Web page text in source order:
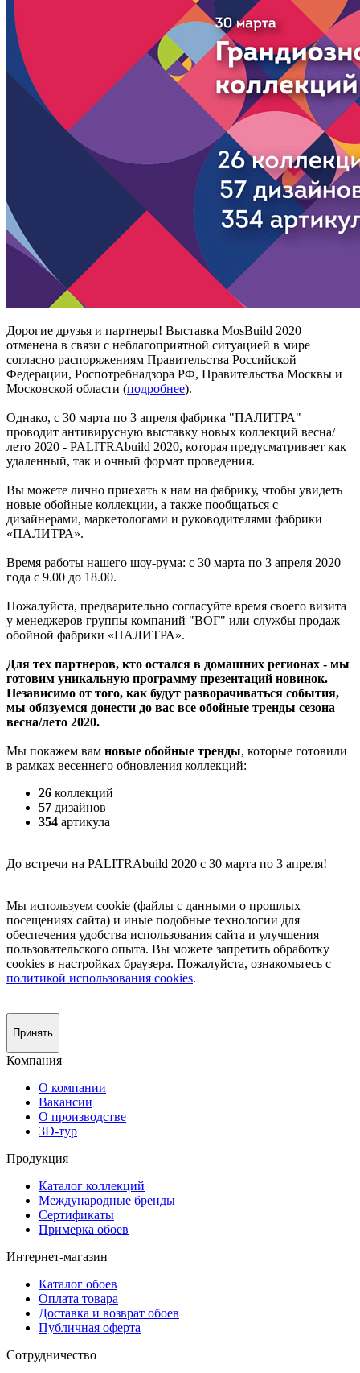
Дорогие друзья и партнеры! Выставка MosBuild 2020
отменена в связи с неблагоприятной ситуацией в мире
согласно распоряжениям Правительства Российской
Федерации, Роспотребнадзора РФ, Правительства Москвы и
Московской области (подробнее).
Однако, с 30 марта по 3 апреля фабрика "ПАЛИТРА"
проводит антивирусную выставку новых коллекций весна/
лето 2020 - PALITRAbuild 2020, которая предусматривает как
удаленный, так и очный формат проведения.
Вы можете лично приехать к нам на фабрику, чтобы увидеть
новые обойные коллекции, а также пообщаться с
дизайнерами, маркетологами и руководителями фабрики
«ПАЛИТРА».
Время работы нашего шоу-рума: с 30 марта по 3 апреля 2020
года с 9.00 до 18.00.
Пожалуйста, предварительно согласуйте время своего визита
у менеджеров группы компаний "ВОГ" или службы продаж
обойной фабрики «ПАЛИТРА».
Для тех партнеров, кто остался в домашних регионах - мы
готовим уникальную программу презентаций новинок.
Независимо от того, как будут разворачиваться события,
мы обязуемся донести до вас все обойные тренды сезона
весна/лето 2020.
Мы покажем вам новые обойные тренды, которые готовили
в рамках весеннего обновления коллекций:
26 коллекций
57 дизайнов
354 артикула
До встречи на PALITRAbuild 2020 с 30 марта по 3 апреля!
Мы используем cookie (файлы с данными о прошлых
посещениях сайта) и иные подобные технологии для
обеспечения удобства использования сайта и улучшения
пользовательского опыта. Вы можете запретить обработку
сookies в настройках браузера. Пожалуйста, ознакомьтесь с
политикой использования cookies.
Принять
Компания
О компании
Вакансии
О производстве
3D-тур
Продукция
Каталог коллекций
Международные бренды
Сертификаты
Примерка обоев
Интернет-магазин
Каталог обоев
Оплата товара
Доставка и возврат обоев
Публичная оферта
Сотрудничество